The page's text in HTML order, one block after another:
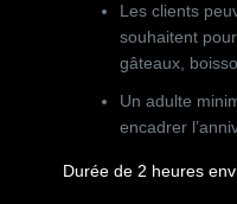
Les clients
souhaitent
gâteaux,
Un adulte
encadrer
Durée de 2 heures